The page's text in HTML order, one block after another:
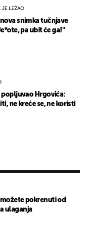
JE LEŽAO
nova snimka tučnjave
pa ubit će ga!"
popljuvao Hrgovića:
ne kreće se, ne koristi
pokrenuti od
ulaganja